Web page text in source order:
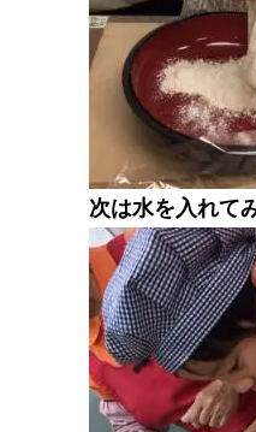
次は水を入れて